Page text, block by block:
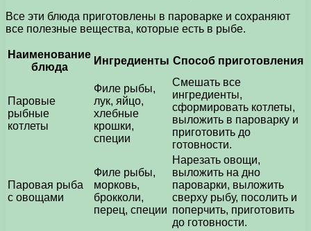
Все эти блюда приготовлены в пароварке и сохраняют
все полезные вещества, которые есть в рыбе.
Наименование
блюда
Ингредиенты Способ приготовления
Паровые
рыбные
котлеты
Филе рыбы,
лук, яйцо,
хлебные
крошки,
специи
Смешать все
ингредиенты,
сформировать котлеты,
выложить в пароварку и
приготовить до
готовности.
Паровая рыба
с овощами
Филе рыбы,
морковь,
брокколи,
перец, специи
Нарезать овощи,
выложить на дно
пароварки, выложить
сверху рыбу, посолить и
поперчить, приготовить
до готовности.